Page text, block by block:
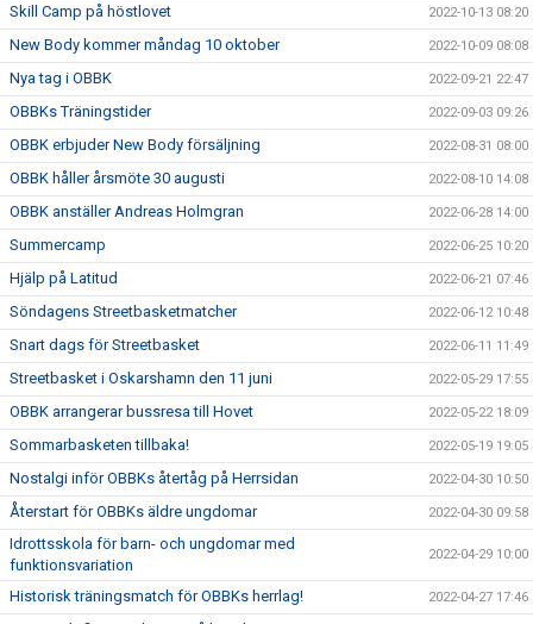
Skill Camp på höstlovet 2022-10-13 08:20
New Body kommer måndag 10 oktober 2022-10-09 08:08
Nya tag i OBBK 2022-09-21 22:47
OBBKs Träningstider 2022-09-03 09:26
OBBK erbjuder New Body försäljning 2022-08-31 08:00
OBBK håller årsmöte 30 augusti 2022-08-10 14:08
OBBK anställer Andreas Holmgran 2022-06-28 14:00
Summercamp 2022-06-25 10:20
Hjälp på Latitud 2022-06-21 07:46
Söndagens Streetbasketmatcher 2022-06-12 10:48
Snart dags för Streetbasket 2022-06-11 11:49
Streetbasket i Oskarshamn den 11 juni 2022-05-29 17:55
OBBK arrangerar bussresa till Hovet 2022-05-22 18:09
Sommarbasketen tillbaka! 2022-05-19 19:05
Nostalgi inför OBBKs återtåg på Herrsidan 2022-04-30 10:50
Återstart för OBBKs äldre ungdomar 2022-04-30 09:58
Idrottsskola för barn- och ungdomar med
funktionsvariation
2022-04-29 10:00
Historisk träningsmatch för OBBKs herrlag! 2022-04-27 17:46